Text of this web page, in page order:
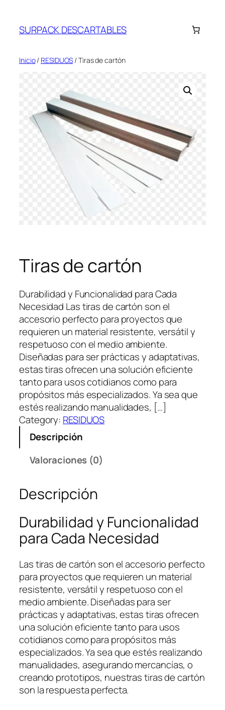
contenido
SURPACK DESCARTABLES
Inicio/ RESIDUOS / Tiras de cartón
Tiras de cartón
Durabilidad y Funcionalidad para Cada
Necesidad Las tiras de cartón son el
accesorio perfecto para proyectos que
requieren un material resistente, versátil y
respetuoso con el medio ambiente.
Diseñadas para ser prácticas y adaptativas,
estas tiras ofrecen una solución eficiente
tanto para usos cotidianos como para
propósitos más especializados. Ya sea que
estés realizando manualidades, […]
Category: RESIDUOS
Descripción
Valoraciones (0)
Descripción
Durabilidad y Funcionalidad
para Cada Necesidad
Las tiras de cartón son el accesorio perfecto
para proyectos que requieren un material
resistente, versátil y respetuoso con el
medio ambiente. Diseñadas para ser
prácticas y adaptativas, estas tiras ofrecen
una solución eficiente tanto para usos
cotidianos como para propósitos más
especializados. Ya sea que estés realizando
manualidades, asegurando mercancías, o
creando prototipos, nuestras tiras de cartón
son la respuesta perfecta.